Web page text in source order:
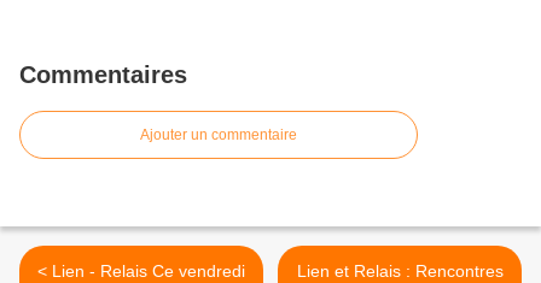
Commentaires
Ajouter un commentaire
< Lien - Relais Ce vendredi
Lien et Relais : Rencontres